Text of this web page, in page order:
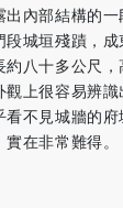
出內部結構的
段城垣殘蹟，
約八十多公尺
觀上很容易辨
看不見城牆的
在非常難得。